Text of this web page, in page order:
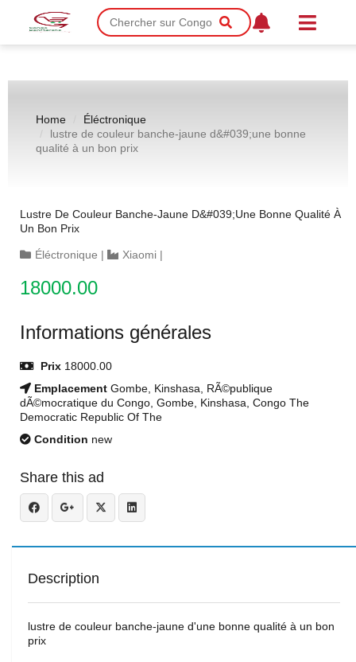
Home
Éléctronique
lustre de couleur banche-jaune d&#039;une bonne
qualité à un bon prix
Lustre De Couleur Banche-Jaune D&#039;une Bonne Qualité À
Un Bon Prix
Éléctronique | Xiaomi |
18000.00
Informations générales
Prix 18000.00
Emplacement Gombe, Kinshasa, RÃ©publique
dÃ©mocratique du Congo, Gombe, Kinshasa, Congo The
Democratic Republic Of The
Condition new
Share this ad
Description
lustre de couleur banche-jaune d'une bonne qualité à un bon
prix